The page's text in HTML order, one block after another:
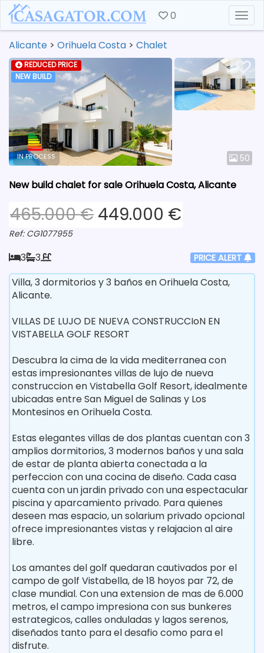
0
Alicante > Orihuela Costa > Chalet
50
REDUCED PRICE
NEW BUILD
IN PROCESS
New build chalet for sale Orihuela Costa, Alicante
465.000 € 449.000 €
Ref: CG1077955
3 3 PRICE ALERT
Villa, 3 dormitorios y 3 baños en Orihuela Costa,
Alicante.
VILLAS DE LUJO DE NUEVA CONSTRUCCIoN EN
VISTABELLA GOLF RESORT
Descubra la cima de la vida mediterranea con
estas impresionantes villas de lujo de nueva
construccion en Vistabella Golf Resort, idealmente
ubicadas entre San Miguel de Salinas y Los
Montesinos en Orihuela Costa.
Estas elegantes villas de dos plantas cuentan con 3
amplios dormitorios, 3 modernos baños y una sala
de estar de planta abierta conectada a la
perfeccion con una cocina de diseño. Cada casa
cuenta con un jardin privado con una espectacular
piscina y aparcamiento privado. Para quienes
deseen mas espacio, un solarium privado opcional
ofrece impresionantes vistas y relajacion al aire
libre.
Los amantes del golf quedaran cautivados por el
campo de golf Vistabella, de 18 hoyos par 72, de
clase mundial. Con una extension de mas de 6.000
metros, el campo impresiona con sus bunkeres
estrategicos, calles onduladas y lagos serenos,
diseñados tanto para el desafio como para el
disfrute.